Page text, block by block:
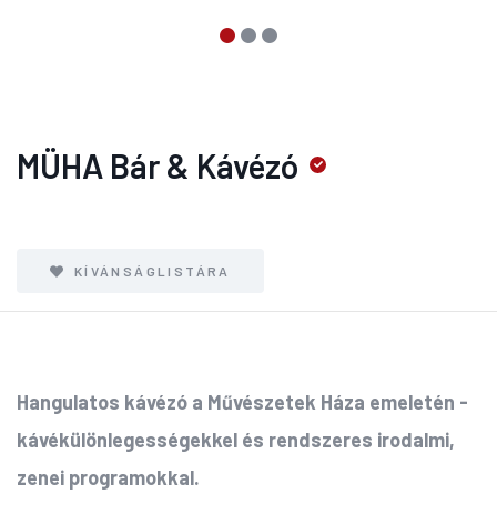
MÜHA Bár & Kávézó
KÍVÁNSÁGLISTÁRA
Hangulatos kávézó a Művészetek Háza emeletén -
kávékülönlegességekkel és rendszeres irodalmi,
zenei programokkal.